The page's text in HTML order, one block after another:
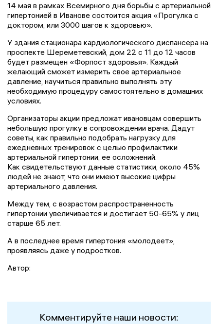
14 мая в рамках Всемирного дня борьбы с артериальной
гипертонией в Иванове состоится акция «Прогулка с
доктором, или 3000 шагов к здоровью».
У здания стационара кардиологического диспансера на
проспекте Шереметевский, дом 22 с 11 до 12 часов
будет размещен «Форпост здоровья». Каждый
желающий сможет измерить свое артериальное
давление, научиться правильно выполнять эту
необходимую процедуру самостоятельно в домашних
условиях.
Организаторы акции предложат ивановцам совершить
небольшую прогулку в сопровождении врача. Дадут
советы, как правильно подобрать нагрузку для
ежедневных тренировок с целью профилактики
артериальной гипертонии, ее осложнений.
Как свидетельствуют данные статистики, около 45%
людей не знают, что они имеют высокие цифры
артериального давления.
Между тем, с возрастом распространенность
гипертонии увеличивается и достигает 50-65% у лиц
старше 65 лет.
А в последнее время гипертония «молодеет»,
проявляясь даже у подростков.
Автор:
Комментируйте наши новости: